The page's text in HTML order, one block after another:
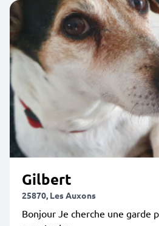
Gilbert
25870, Les Auxons
Bonjour Je cherche une garde